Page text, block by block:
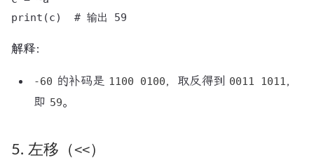
解释：
-60 的补码是 1100 0100，取反得到 0011 1011，
即 59。
5. 左移（<<）